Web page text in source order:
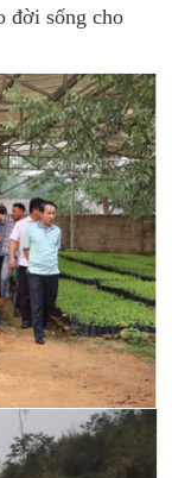
đời sống cho